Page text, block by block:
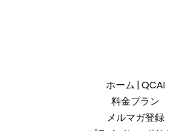
ホーム | QCAI
料金プラン
メルマガ登録